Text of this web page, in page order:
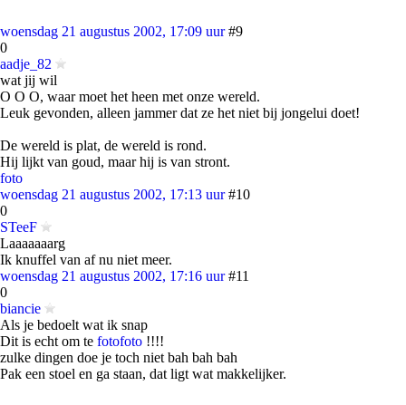
woensdag 21 augustus 2002, 17:09 uur #9
0
aadje_82
wat jij wil
O O O, waar moet het heen met onze wereld.
Leuk gevonden, alleen jammer dat ze het niet bij jongelui doet!
De wereld is plat, de wereld is rond.
Hij lijkt van goud, maar hij is van stront.
foto
woensdag 21 augustus 2002, 17:13 uur #10
0
STeeF
Laaaaaaarg
Ik knuffel van af nu niet meer.
woensdag 21 augustus 2002, 17:16 uur #11
0
biancie
Als je bedoelt wat ik snap
Dit is echt om te fotofoto !!!!
zulke dingen doe je toch niet bah bah bah
Pak een stoel en ga staan, dat ligt wat makkelijker.